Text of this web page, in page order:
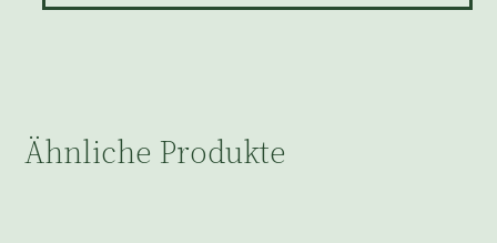
Ähnliche Produkte